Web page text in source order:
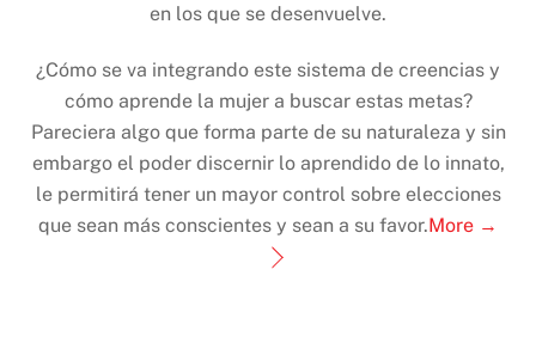
en los que se desenvuelve.
¿Cómo se va integrando este sistema de creencias y
cómo aprende la mujer a buscar estas metas?
Pareciera algo que forma parte de su naturaleza y sin
embargo el poder discernir lo aprendido de lo innato,
le permitirá tener un mayor control sobre elecciones
que sean más conscientes y sean a su favor.More →